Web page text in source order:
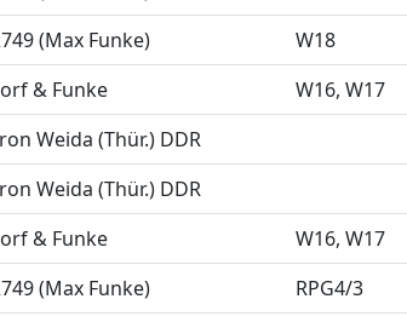
(Max Funke)
W18
& Funke W16 W17
Weida (Thür.) DDR
Weida (Thür.) DDR
& Funke W16 W17
(Max Funke)
RPG4/3